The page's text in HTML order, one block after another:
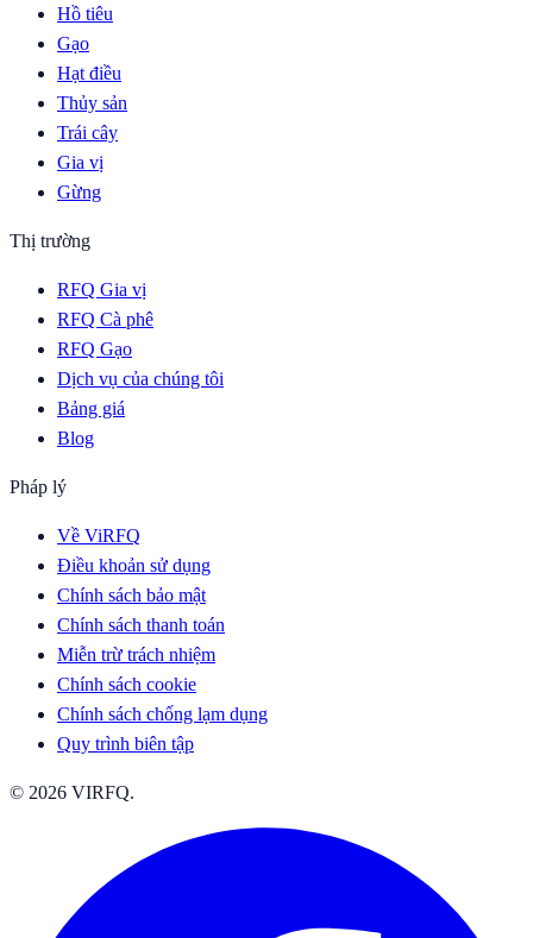
Hồ tiêu
Gạo
Hạt điều
Thủy sản
Trái cây
Gia vị
Gừng
Thị trường
RFQ Gia vị
RFQ Cà phê
RFQ Gạo
Dịch vụ của chúng tôi
Bảng giá
Blog
Pháp lý
Về ViRFQ
Điều khoản sử dụng
Chính sách bảo mật
Chính sách thanh toán
Miễn trừ trách nhiệm
Chính sách cookie
Chính sách chống lạm dụng
Quy trình biên tập
© 2026 VIRFQ.